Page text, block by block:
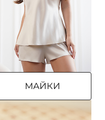
МАЙКИ